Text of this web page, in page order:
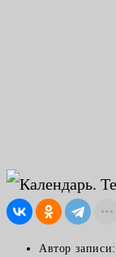
Автор записи: